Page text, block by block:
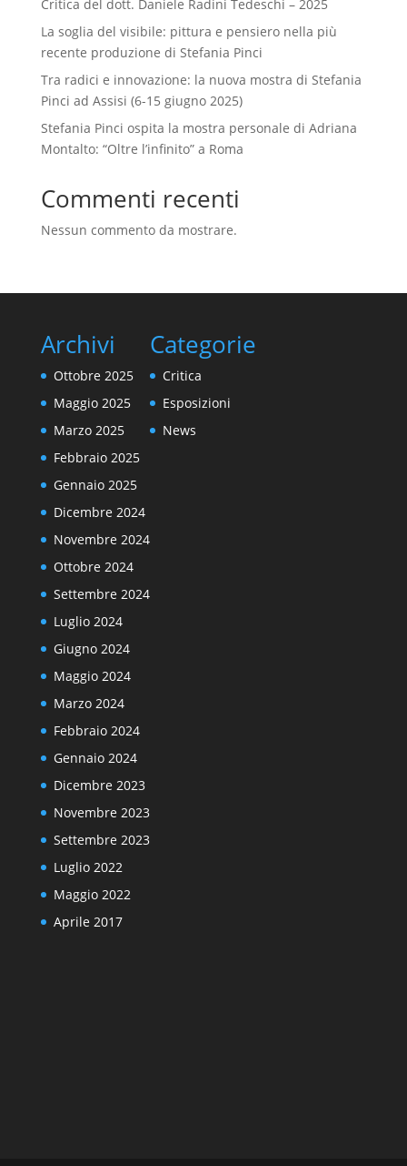
Critica del dott. Daniele Radini Tedeschi – 2025
La soglia del visibile: pittura e pensiero nella più
recente produzione di Stefania Pinci
Tra radici e innovazione: la nuova mostra di Stefania
Pinci ad Assisi (6-15 giugno 2025)
Stefania Pinci ospita la mostra personale di Adriana
Montalto: “Oltre l’infinito” a Roma
Commenti recenti
Nessun commento da mostrare.
Archivi
Ottobre 2025
Maggio 2025
Marzo 2025
Febbraio 2025
Gennaio 2025
Dicembre 2024
Novembre 2024
Ottobre 2024
Settembre 2024
Luglio 2024
Giugno 2024
Maggio 2024
Marzo 2024
Febbraio 2024
Gennaio 2024
Dicembre 2023
Novembre 2023
Settembre 2023
Luglio 2022
Maggio 2022
Aprile 2017
Categorie
Critica
Esposizioni
News